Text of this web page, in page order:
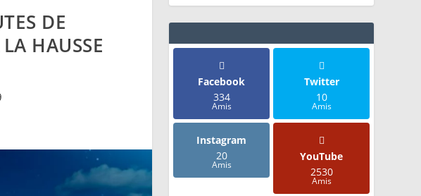
DE
HAUSSE
Facebook
334
Amis
Twitter
10
Amis
Instagram
20
Amis
YouTube
2530
Amis